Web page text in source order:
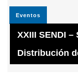
Eventos
XXIII SENDI
Distribución